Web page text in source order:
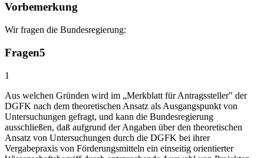
Vorbemerkung
Wir fragen die Bundesregierung:
Fragen5
1
Aus welchen Gründen wird im „Merkblatt für Antragssteller" der
DGFK nach dem theoretischen Ansatz als Ausgangspunkt von
Untersuchungen gefragt, und kann die Bundesregierung
ausschließen, daß aufgrund der Angaben über den theoretischen
Ansatz von Untersuchungen durch die DGFK bei ihrer
Vergabepraxis von Förderungsmitteln ein einseitig orientierter